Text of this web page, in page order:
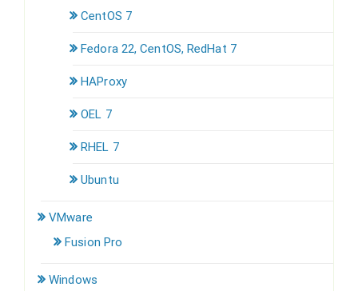
CentOS 7
Fedora 22, CentOS, RedHat 7
HAProxy
OEL 7
RHEL 7
Ubuntu
VMware
Fusion Pro
Windows